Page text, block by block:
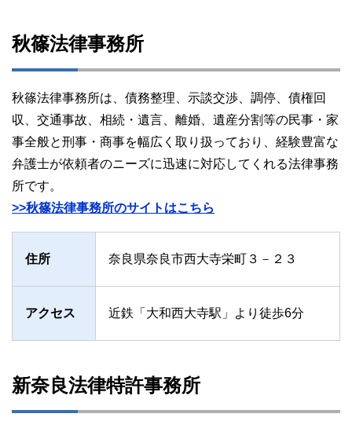
秋篠法律事務所
秋篠法律事務所は、債務整理、示談交渉、調停、債権回
収、交通事故、相続・遺言、離婚、遺産分割等の民事・家
事全般と刑事・商事を幅広く取り扱っており、経験豊富な
弁護士が依頼者のニーズに迅速に対応してくれる法律事務
所です。
>>秋篠法律事務所のサイトはこちら
住所 奈良県奈良市西大寺栄町３－２３
アクセス 近鉄「大和西大寺駅」より徒歩6分
新奈良法律特許事務所